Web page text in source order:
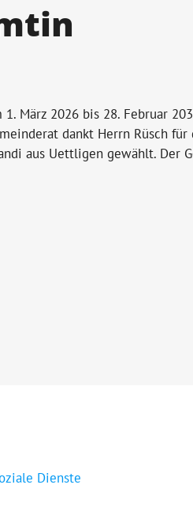
März 2026 bis 28. Februar
dankt Herrn Rüsch
aus Uettligen gewählt. Der
Dienste